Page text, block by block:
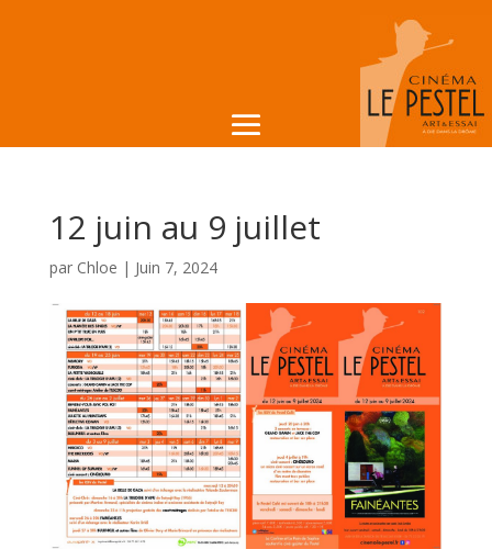
12 juin au 9 juillet
par Chloe | Juin 7, 2024